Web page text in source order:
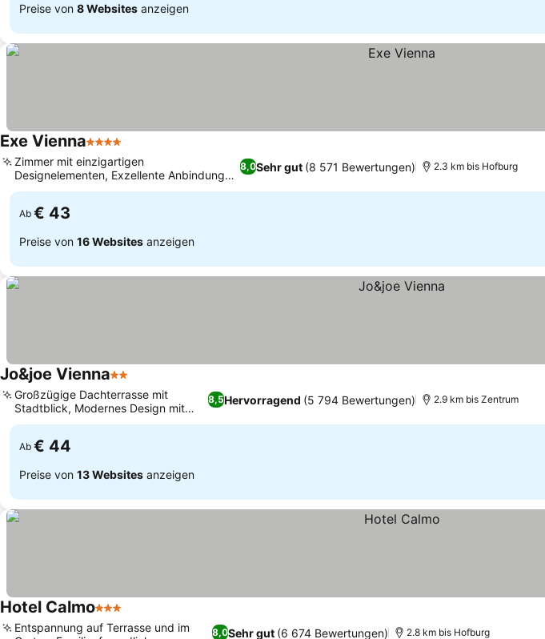
Preise von 8 Websites anzeigen
Exe Vienna4 Sterne
8,0Sehr gut (8 571 Bewertungen)
Zimmer mit einzigartigen
Designelementen, Exzellente Anbindung
an öffentliche Verkehrsmittel
2.3 km bis Hofburg
Ab € 43
Preise von 16 Websites anzeigen
Jo&joe Vienna2 Sterne
8,5Hervorragend (5 794 Bewertungen)
Großzügige Dachterrasse mit
Stadtblick, Modernes Design mit
einzigartiger Kunst
2.9 km bis Zentrum
Ab € 44
Preise von 13 Websites anzeigen
Hotel Calmo3 Sterne
8,0Sehr gut (6 674 Bewertungen)
Entspannung auf Terrasse und im
2.8 km bis Hofburg